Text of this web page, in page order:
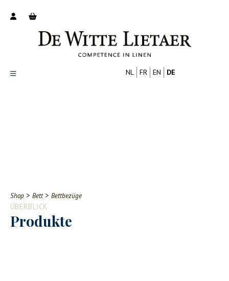
Contact
NL FR EN DE
Shop > Bett> Bettbezüge
ÜBERBLICK
Produkte